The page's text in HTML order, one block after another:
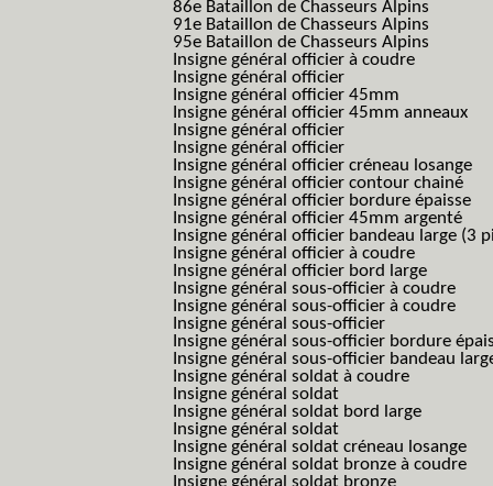
86e Bataillon de Chasseurs Alpins
91e Bataillon de Chasseurs Alpins
95e Bataillon de Chasseurs Alpins
Insigne général officier à coudre
Insigne général officier
Insigne général officier 45mm
Insigne général officier 45mm anneaux
Insigne général officier
Insigne général officier
Insigne général officier créneau losange
Insigne général officier contour chainé
Insigne général officier bordure épaisse
Insigne général officier 45mm argenté
Insigne général officier bandeau large (3
Insigne général officier à coudre
Insigne général officier bord large
Insigne général sous-officier à coudre
Insigne général sous-officier à coudre
Insigne général sous-officier
Insigne général sous-officier bordure
Insigne général sous-officier bandeau
Insigne général soldat à coudre
Insigne général soldat
Insigne général soldat bord large
Insigne général soldat
Insigne général soldat créneau losange
Insigne général soldat bronze à coudre
Insigne général soldat bronze